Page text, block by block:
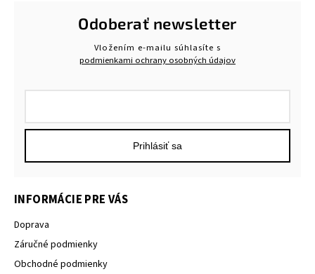
Odoberať newsletter
Vložením e-mailu súhlasíte s
podmienkami ochrany osobných údajov
Prihlásiť sa
INFORMÁCIE PRE VÁS
Doprava
Záručné podmienky
Obchodné podmienky